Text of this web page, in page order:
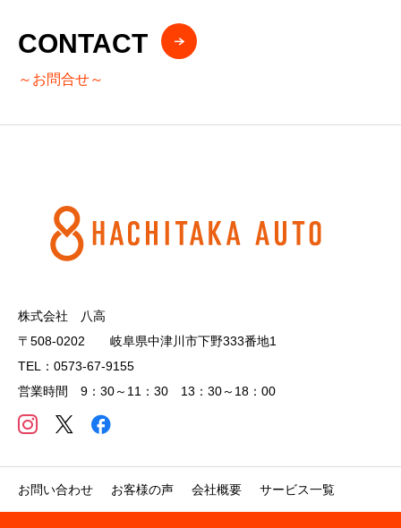
CONTACT
～お問合せ～
株式会社 八高
〒508-0202 岐阜県中津川市下野333番地1
TEL：0573-67-9155
営業時間 9：30～11：30 13：30～18：00
お問い合わせ お客様の声 会社概要 サービス一覧